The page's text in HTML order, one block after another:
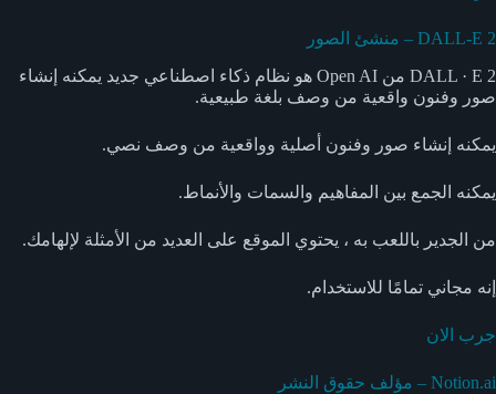
DALL-E 2 – منشئ الصور
DALL · E 2 من Open AI هو نظام ذكاء اصطناعي جديد يمكنه إنشاء
صور وفنون واقعية من وصف بلغة طبيعية.
يمكنه إنشاء صور وفنون أصلية وواقعية من وصف نصي.
يمكنه الجمع بين المفاهيم والسمات والأنماط.
من الجدير باللعب به ، يحتوي الموقع على العديد من الأمثلة لإلهامك.
إنه مجاني تمامًا للاستخدام.
جرب الان
Notion.ai – مؤلف حقوق النشر